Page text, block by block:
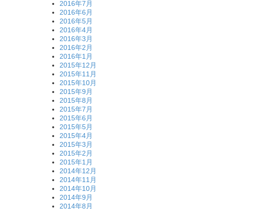
2016年7月
2016年6月
2016年5月
2016年4月
2016年3月
2016年2月
2016年1月
2015年12月
2015年11月
2015年10月
2015年9月
2015年8月
2015年7月
2015年6月
2015年5月
2015年4月
2015年3月
2015年2月
2015年1月
2014年12月
2014年11月
2014年10月
2014年9月
2014年8月